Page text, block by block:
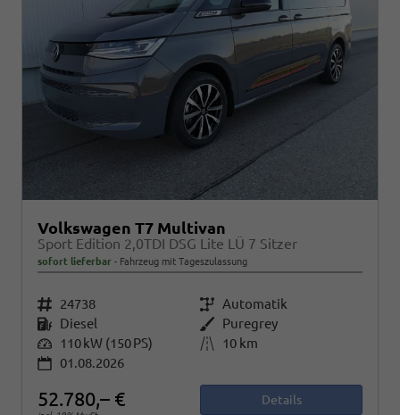
Volkswagen T7 Multivan
Sport Edition 2,0TDI DSG Lite LÜ 7 Sitzer
sofort lieferbar Fahrzeug mit Tageszulassung
Fahrzeugnr. 24738 Getriebe Automatik
Kraftstoff Diesel Außenfarbe Puregrey
Leistung 110 kW (150 PS) Kilometerstand
10 km
01.08.2026
52.780,– € Details